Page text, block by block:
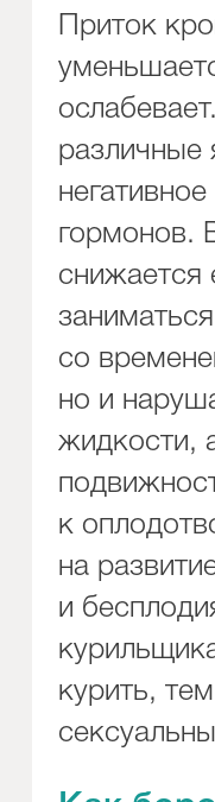
Приток
различные
гормонов.
снижается
со
но и
жидкости,
к
на
и
курить,